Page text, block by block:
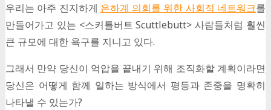
우리는 아주 진지하게 은하계 의회를 위한 사회적 네트워크를
만들어가고 있는 <스커틀버트 Scuttlebutt> 사람들처럼 훨씬
큰 규모에 대한 욕구를 지니고 있다.
그래서 만약 당신이 억압을 끝내기 위해 조직화할 계획이라면
당신은 어떻게 함께 일하는 방식에서 평등과 존중을 명확히
나타낼 수 있는가?